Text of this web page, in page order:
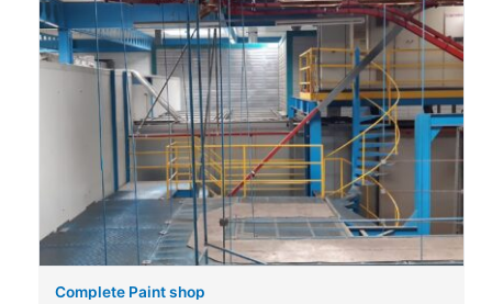
Complete Paint shop